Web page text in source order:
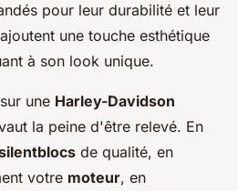
pour leur durabilité et leur
une touche esthétique
à son look unique.
une Harley-Davidson
la peine d'être relevé. En
de qualité, en
votre moteur, en